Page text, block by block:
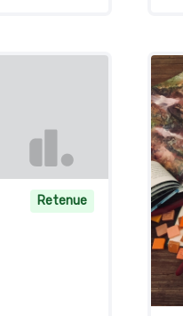
Retenue